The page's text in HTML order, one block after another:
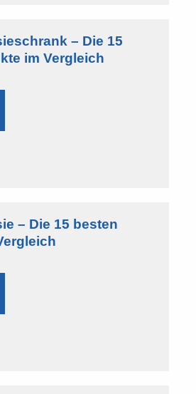
– Die 15
im Vergleich
– Die 15 besten